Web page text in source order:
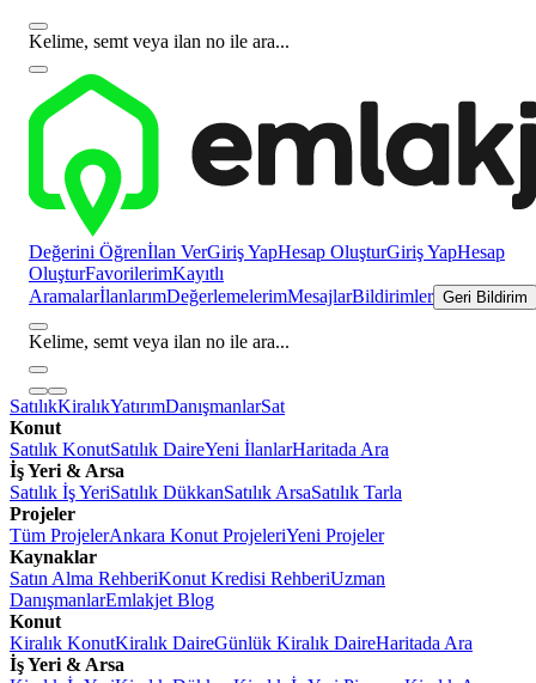
Kelime, semt veya ilan no ile ara...
Değerini Öğrenİlan VerGiriş YapHesap OluşturGiriş YapHesap
OluşturFavorilerimKayıtlı
AramalarİlanlarımDeğerlemelerimMesajlarBildirimler Geri Bildirim
Kelime, semt veya ilan no ile ara...
SatılıkKiralıkYatırımDanışmanlarSat
Konut
Satılık KonutSatılık DaireYeni İlanlarHaritada Ara
İş Yeri & Arsa
Satılık İş YeriSatılık DükkanSatılık ArsaSatılık Tarla
Projeler
Tüm ProjelerAnkara Konut ProjeleriYeni Projeler
Kaynaklar
Satın Alma RehberiKonut Kredisi RehberiUzman
DanışmanlarEmlakjet Blog
Konut
Kiralık KonutKiralık DaireGünlük Kiralık DaireHaritada Ara
İş Yeri & Arsa